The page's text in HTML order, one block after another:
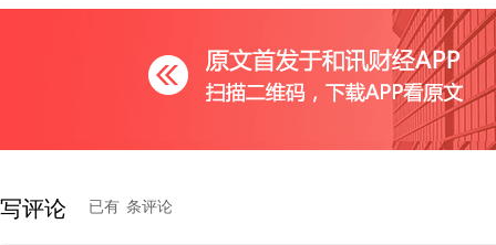
写评论 已有 条评论